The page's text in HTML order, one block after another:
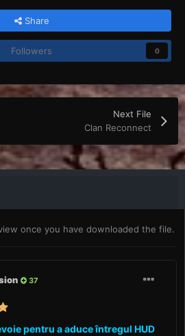
Share
Followers 0
Next File
Clan Reconnect
once you have downloaded the file.
37
pentru a aduce întregul HUD